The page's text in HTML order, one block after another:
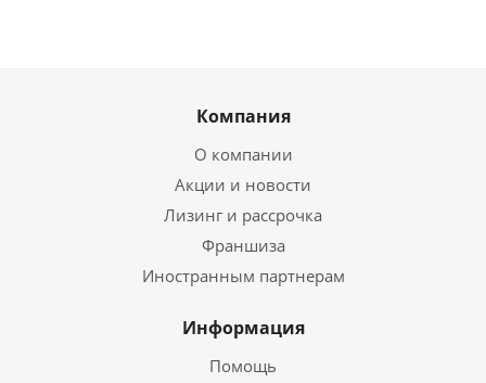
Компания
О компании
Акции и новости
Лизинг и рассрочка
Франшиза
Иностранным партнерам
Информация
Помощь